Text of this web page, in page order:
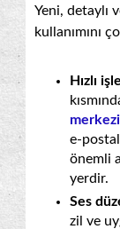
Yeni, detaylı
kullanımını
Hızlı
e-
önemli
yerdir.
Ses
zil ve